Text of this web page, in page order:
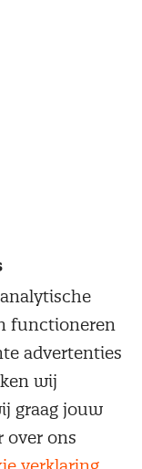
functioneren
advertenties
wij
graag jouw
over ons